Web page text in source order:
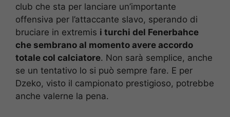
club che sta per lanciare un’importante
offensiva per l’attaccante slavo, sperando di
bruciare in extremis i turchi del Fenerbahce
che sembrano al momento avere accordo
totale col calciatore. Non sarà semplice, anche
se un tentativo lo si può sempre fare. E per
Dzeko, visto il campionato prestigioso, potrebbe
anche valerne la pena.